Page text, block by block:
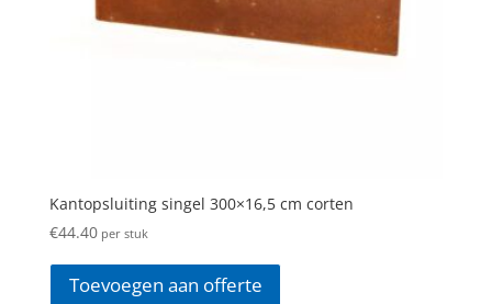
Kantopsluiting singel 300×16,5 cm corten
€44.40per stuk
Toevoegen aan offerte